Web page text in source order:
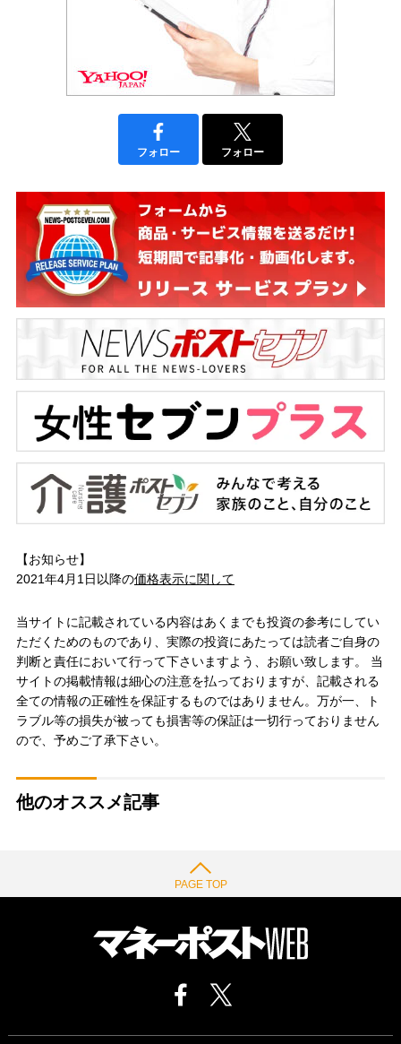
フォロー フォロー
【お知らせ】
2021年4月1日以降の価格表示に関して
当サイトに記載されている内容はあくまでも投資の参考にしてい
ただくためのものであり、実際の投資にあたっては読者ご自身の
判断と責任において行って下さいますよう、お願い致します。 当
サイトの掲載情報は細心の注意を払っておりますが、記載される
全ての情報の正確性を保証するものではありません。万が一、ト
ラブル等の損失が被っても損害等の保証は一切行っておりません
ので、予めご了承下さい。
他のオススメ記事
PAGE TOP